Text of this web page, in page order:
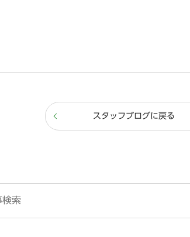
スタッフブログに戻る